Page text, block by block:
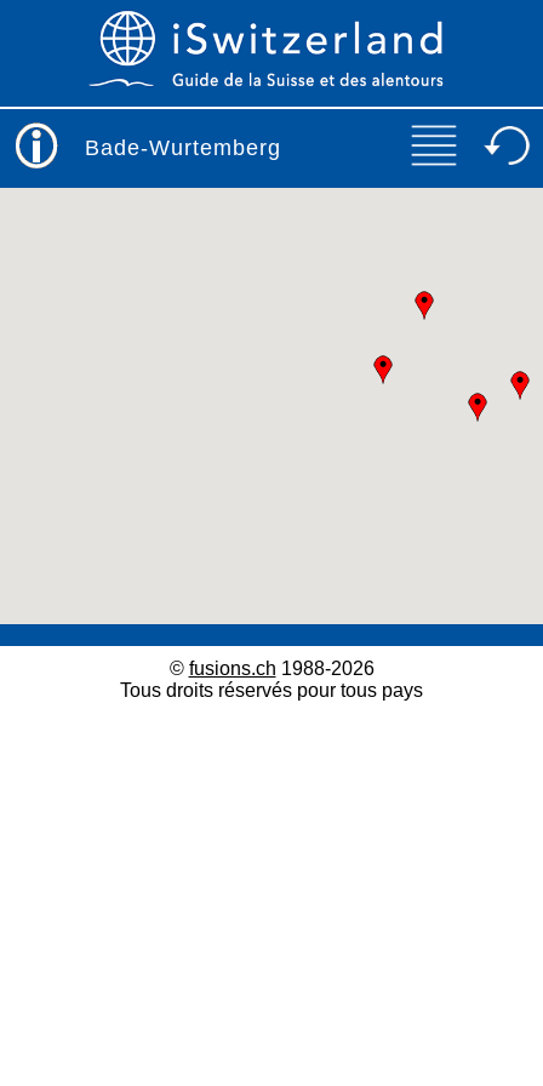
Bade-Wurtemberg
© fusions.ch 1988-2026
Tous droits réservés pour tous pays